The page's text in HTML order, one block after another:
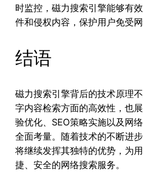
时监控，磁力搜索引擎能够有
件和侵权内容，保护用户免受网
结语
磁力搜索引擎背后的技术原理
字内容检索方面的高效性，也
验优化、SEO策略实施以及网
全面考量。随着技术的不断进
将继续发挥其独特的优势，为
捷、安全的网络搜索服务。